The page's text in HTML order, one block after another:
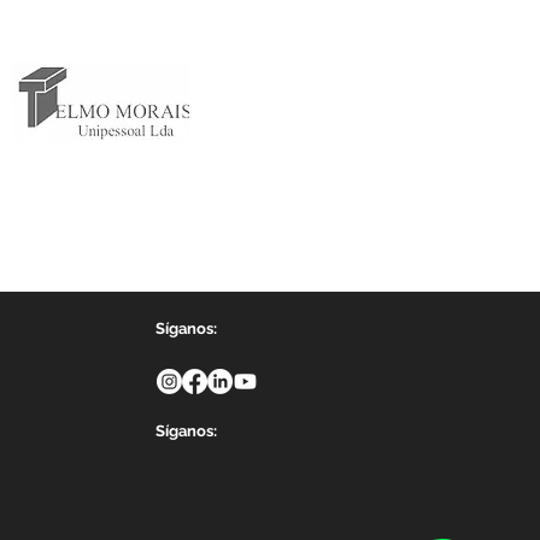
Síganos:
Síganos: